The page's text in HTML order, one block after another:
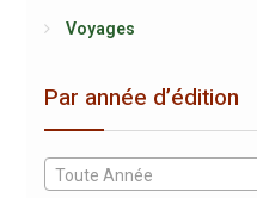
Voyages
Par année d’édition
Toute Année